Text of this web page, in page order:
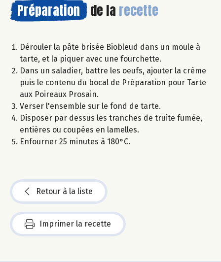
Préparation de la recette
Dérouler la pâte brisée Biobleud dans un moule à
tarte, et la piquer avec une fourchette.
Dans un saladier, battre les oeufs, ajouter la crème
puis le contenu du bocal de Préparation pour Tarte
aux Poireaux Prosain.
Verser l'ensemble sur le fond de tarte.
Disposer par dessus les tranches de truite fumée,
entières ou coupées en lamelles.
Enfourner 25 minutes à 180°C.
Retour à la liste
Imprimer la recette